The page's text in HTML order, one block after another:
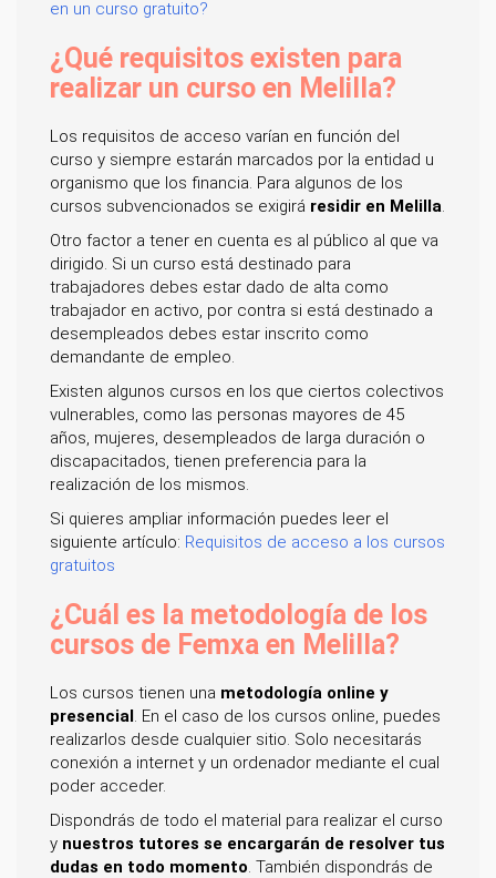
en un curso gratuito?
¿Qué requisitos existen para
realizar un curso en Melilla?
Los requisitos de acceso varían en función del
curso y siempre estarán marcados por la entidad u
organismo que los financia. Para algunos de los
cursos subvencionados se exigirá residir en Melilla.
Otro factor a tener en cuenta es al público al que va
dirigido. Si un curso está destinado para
trabajadores debes estar dado de alta como
trabajador en activo, por contra si está destinado a
desempleados debes estar inscrito como
demandante de empleo.
Existen algunos cursos en los que ciertos colectivos
vulnerables, como las personas mayores de 45
años, mujeres, desempleados de larga duración o
discapacitados, tienen preferencia para la
realización de los mismos.
Si quieres ampliar información puedes leer el
siguiente artículo: Requisitos de acceso a los cursos
gratuitos
¿Cuál es la metodología de los
cursos de Femxa en Melilla?
Los cursos tienen una metodología online y
presencial. En el caso de los cursos online, puedes
realizarlos desde cualquier sitio. Solo necesitarás
conexión a internet y un ordenador mediante el cual
poder acceder.
Dispondrás de todo el material para realizar el curso
y nuestros tutores se encargarán de resolver tus
dudas en todo momento. También dispondrás de